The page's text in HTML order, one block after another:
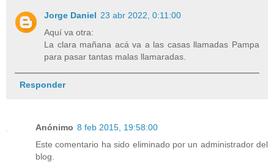
Jorge Daniel 23 abr 2022, 0:11:00
Aquí va otra:
La clara mañana acá va a las casas llamadas Pampa
para pasar tantas malas llamaradas.
Responder
Anónimo 8 feb 2015, 19:58:00
Este comentario ha sido eliminado por un administrador del
blog.